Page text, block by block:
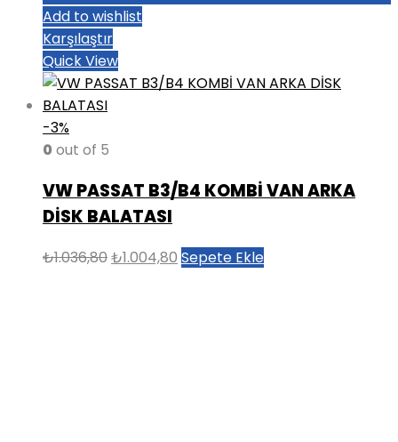
Add to wishlist
Karşılaştır
Quick View
-3%
0 out of 5
VW PASSAT B3/B4 KOMBİ VAN ARKA
DİSK BALATASI
₺1.036,80Orijinal
₺1.004,80 Şu
Sepete Ekle